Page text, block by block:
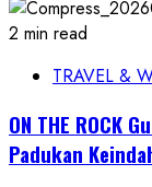
2 min read
TRAVEL &
ON THE ROCK
Padukan